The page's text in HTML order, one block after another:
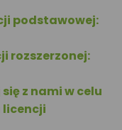
podstawowej:
rozszerzonej:
z nami w celu
licencji